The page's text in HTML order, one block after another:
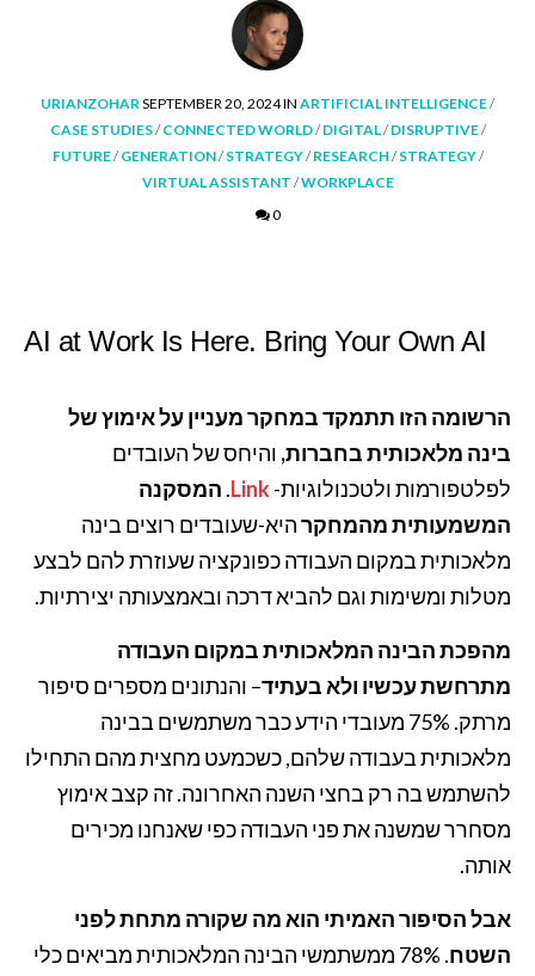
POSTED
BY
URIANZOHARSEPTEMBER 20, 2024IN POSTED
IN
ARTIFICIAL INTELLIGENCE/
CASE STUDIES/ CONNECTED WORLD/ DIGITAL/ DISRUPTIVE/
FUTURE/ GENERATION/ STRATEGY/ RESEARCH / STRATEGY/
VIRTUAL ASSISTANT /WORKPLACE
0
AI at Work Is Here. Bring Your Own AI
הרשומה הזו תתמקד במחקר מעניין על אימוץ של
בינה מלאכותית בחברות, והיחס של העובדים
לפלטפורמות ולטכנולוגיות-Link
. המסקנה
המשמעותית מהמחקרהיא-שעובדים רוצים בינה
מלאכותית במקום העבודה כפונקציה שעוזרת להם לבצע
מטלות ומשימות וגם להביא דרכה ובאמצעותה יצירתיות.
מהפכת הבינה המלאכותית במקום העבודה
מתרחשת עכשיו ולא בעתיד– והנתונים מספרים סיפור
מרתק. 75% מעובדי הידע כבר משתמשים בבינה
מלאכותית בעבודה שלהם, כשכמעט מחצית מהם התחילו
להשתמש בה רק בחצי השנה האחרונה. זה קצב אימוץ
מסחרר שמשנה את פני העבודה כפי שאנחנו מכירים
אותה.
אבל הסיפור האמיתי הוא מה שקורה מתחת לפני
השטח
. 78% ממשתמשי הבינה המלאכותית מביאים כלי